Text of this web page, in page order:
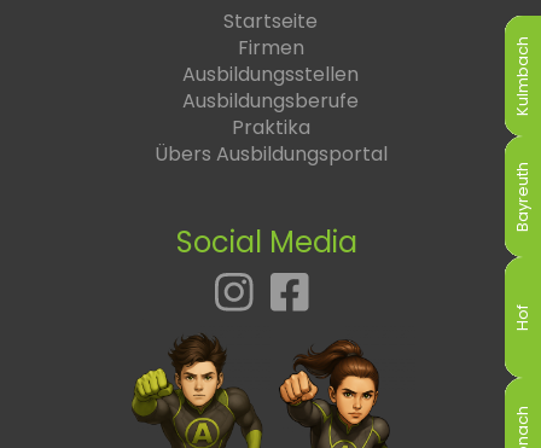
Kulmbach
Bayreuth
Hof
Kulmbach
Bayreuth
Hof
Kulmbach
Bayreuth
Hof
Kulmbach
Bayreuth
Hof
Kulmbach
Bayreuth
Hof
Kulmbach
Bayreuth
Hof
Startseite
Firmen
Ausbildungsstellen
Ausbildungsberufe
Praktika
Übers Ausbildungsportal
Social Media